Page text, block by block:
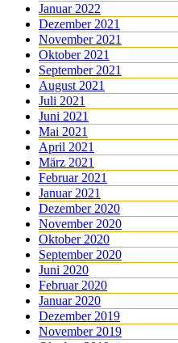
Januar 2022
Dezember 2021
November 2021
Oktober 2021
September 2021
August 2021
Juli 2021
Juni 2021
Mai 2021
April 2021
März 2021
Februar 2021
Januar 2021
Dezember 2020
November 2020
Oktober 2020
September 2020
Juni 2020
Februar 2020
Januar 2020
Dezember 2019
November 2019